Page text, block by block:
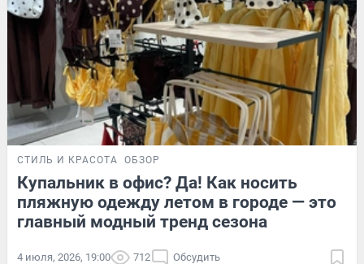
СТИЛЬ И КРАСОТА ОБЗОР
Купальник в офис? Да! Как носить
пляжную одежду летом в городе — это
главный модный тренд сезона
4 июля, 2026, 19:00 712 Обсудить